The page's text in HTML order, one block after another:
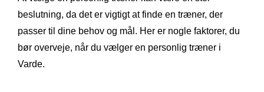
beslutning, da det er vigtigt at finde en træner, der
passer til dine behov og mål. Her er nogle faktorer, du
bør overveje, når du vælger en personlig træner i
Varde.